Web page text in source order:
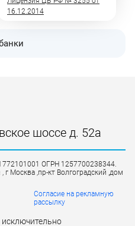
16.12.2014
шоссе д. 52а
ОГРН 1257700238344.
г Москва ,пр-кт Волгоградский ,дом
Согласие на рекламную
рассылку